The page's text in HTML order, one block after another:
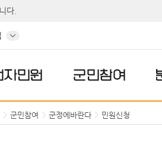
다.
자민원 군민참여
군민참여 군정에바란다 민원신청